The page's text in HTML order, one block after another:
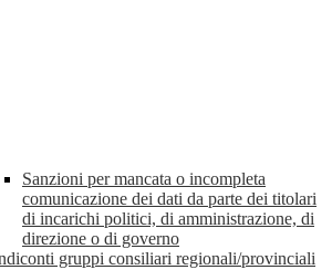
Sanzioni per mancata o incompleta
comunicazione dei dati da parte dei titolari
di incarichi politici, di amministrazione, di
direzione o di governo
gruppi consiliari regionali/provinciali